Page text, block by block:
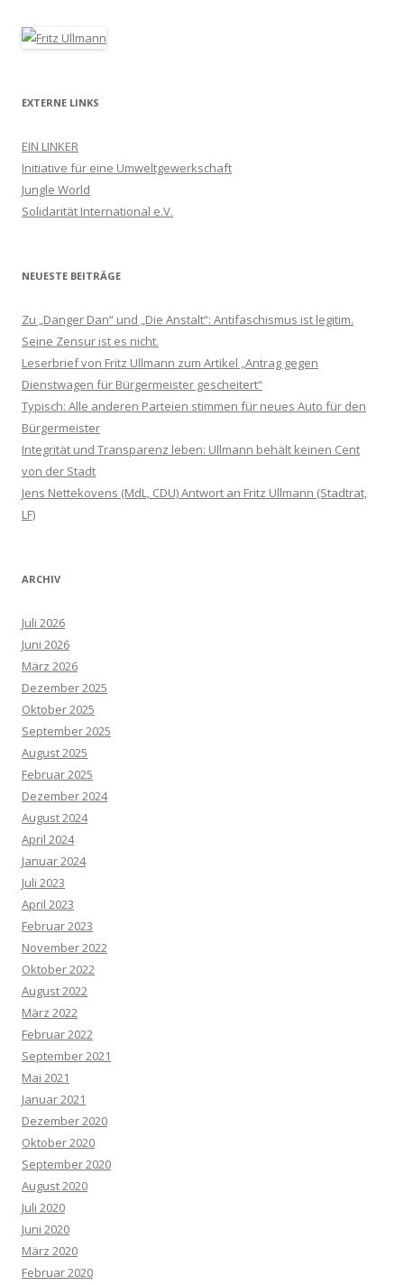
EXTERNE LINKS
EIN LINKER
Initiative für eine Umweltgewerkschaft
Jungle World
Solidarität International e.V.
NEUESTE BEITRÄGE
Zu „Danger Dan“ und „Die Anstalt“: Antifaschismus ist legitim.
Seine Zensur ist es nicht.
Leserbrief von Fritz Ullmann zum Artikel „Antrag gegen
Dienstwagen für Bürgermeister gescheitert“
Typisch: Alle anderen Parteien stimmen für neues Auto für den
Bürgermeister
Integrität und Transparenz leben: Ullmann behält keinen Cent
von der Stadt
Jens Nettekovens (MdL, CDU) Antwort an Fritz Ullmann (Stadtrat,
LF)
ARCHIV
Juli 2026
Juni 2026
März 2026
Dezember 2025
Oktober 2025
September 2025
August 2025
Februar 2025
Dezember 2024
August 2024
April 2024
Januar 2024
Juli 2023
April 2023
Februar 2023
November 2022
Oktober 2022
August 2022
März 2022
Februar 2022
September 2021
Mai 2021
Januar 2021
Dezember 2020
Oktober 2020
September 2020
August 2020
Juli 2020
Juni 2020
März 2020
Februar 2020